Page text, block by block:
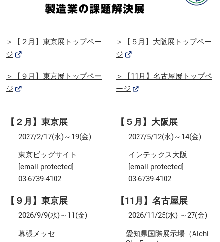
＞【２月】東京展トップペー
ジ
＞【５月】大阪展トップペー
ジ
＞【９月】東京展トップペー
ジ
＞【11月】名古屋展トップペ
ージ
【２月】東京展
2027/2/17(水)～19(金)
東京ビッグサイト
[email protected]
03-6739-4102
【５月】大阪展
2027/5/12(水)～14(金)
インテックス大阪
[email protected]
03-6739-4102
【９月】東京展
2026/9/9(水)～11(金)
幕張メッセ
【11月】名古屋展
2026/11/25(水) ～27(金)
愛知県国際展示場（Aichi